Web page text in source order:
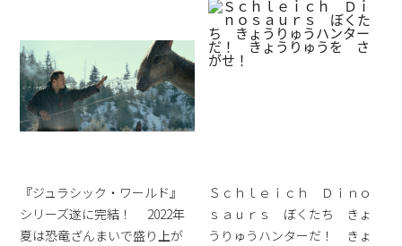
『ジュラシック・ワールド』
シリーズ遂に完結！ 2022年
夏は恐竜ざんまいで盛り上が
Ｓｃｈｌｅｉｃｈ Ｄｉｎｏ
ｓａｕｒｓ ぼくたち きょ
うりゅうハンターだ！ きょ